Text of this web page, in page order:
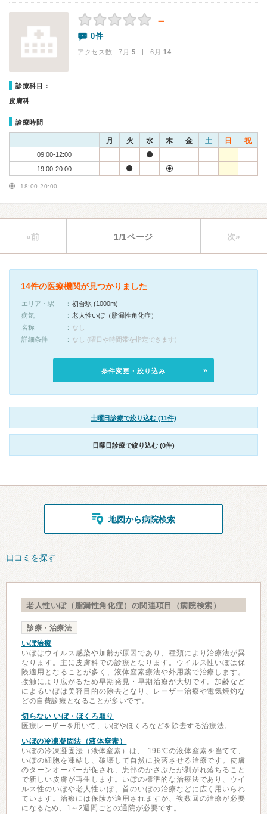
－
0件
アクセス数 7月:5 | 6月:14
診療科目：
皮膚科
診療時間
月 火 水 木 金 土 日 祝
09:00-12:00
19:00-20:00
18:00-20:00
«前 1/1ページ 次»
14件の医療機関が見つかりました
エリア・駅
初台駅 (1000m)
病気
老人性いぼ（脂漏性角化症）
名称
なし
詳細条件
なし (曜日や時間帯を指定できます)
条件変更・絞り込み
土曜日診療で絞り込む (11件)
日曜日診療で絞り込む (0件)
地図から病院検索
口コミを探す
老人性いぼ（脂漏性角化症）の関連項目（病院検索）
診療・治療法
いぼ治療
いぼはウイルス感染や加齢が原因であり、種類により治療法が異
なります。主に皮膚科での診療となります。ウイルス性いぼは保
険適用となることが多く、液体窒素療法や外用薬で治療します。
接触により広がるため早期発見・早期治療が大切です。加齢など
によるいぼは美容目的の除去となり、レーザー治療や電気焼灼な
どの自費診療となることが多いです。
切らない いぼ・ほくろ取り
医療レーザーを用いて、いぼやほくろなどを除去する治療法。
いぼの冷凍凝固法（液体窒素）
いぼの冷凍凝固法（液体窒素）は、-196℃の液体窒素を当てて、
いぼの細胞を凍結し、破壊して自然に脱落させる治療です。皮膚
のターンオーバーが促され、患部のかさぶたが剥がれ落ちること
で新しい皮膚が再生します。いぼの標準的な治療法であり、ウイ
ルス性のいぼや老人性いぼ、首のいぼの治療などに広く用いられ
ています。治療には保険が適用されますが、複数回の治療が必要
になるため、1～2週間ごとの通院が必要です。